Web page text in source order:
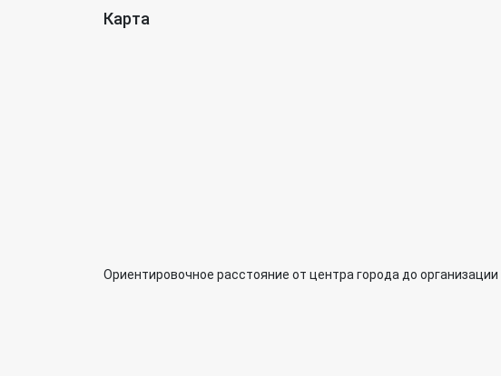
Карта
Ориентировочное расстояние от центра города до организации